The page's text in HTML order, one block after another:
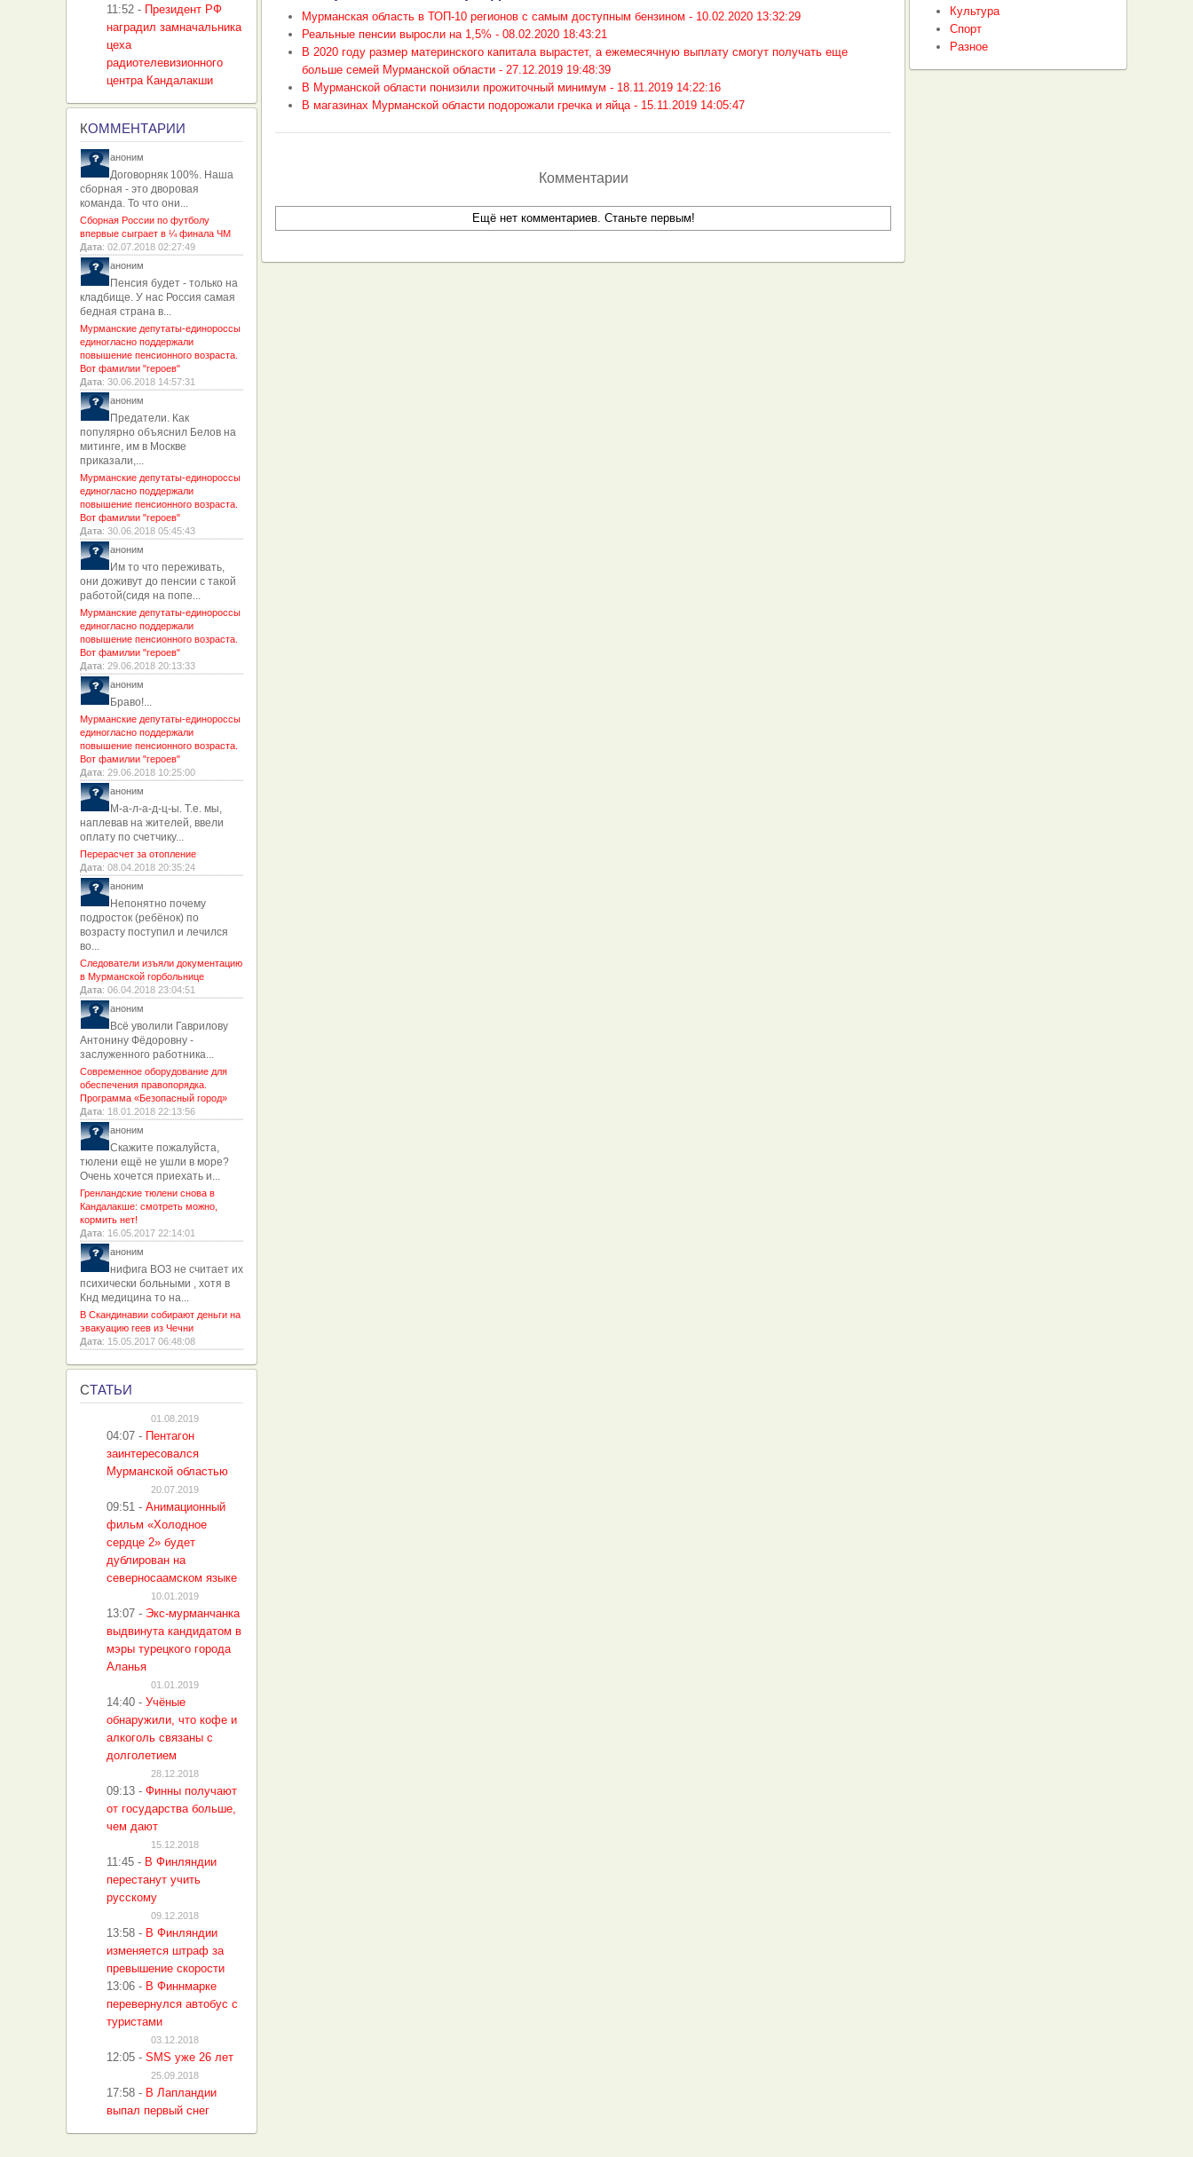
Мурманская область в ТОП-10 регионов с самым доступным бензином - 10.02.2020 13:32:29
Реальные пенсии выросли на 1,5% - 08.02.2020 18:43:21
В 2020 году размер материнского капитала вырастет, а ежемесячную выплату смогут получать еще
больше семей Мурманской области - 27.12.2019 19:48:39
В Мурманской области понизили прожиточный минимум - 18.11.2019 14:22:16
В магазинах Мурманской области подорожали гречка и яйца - 15.11.2019 14:05:47
Комментарии
Ещё нет комментариев. Станьте первым!
11:52 - Президент РФ
наградил замначальника
цеха
радиотелевизионного
центра Кандалакши
КОММЕНТАРИИ
аноним
Договорняк 100%. Наша
сборная - это дворовая
команда. То что они...
Сборная России по футболу
впервые сыграет в ¼ финала ЧМ
Дата: 02.07.2018 02:27:49
аноним
Пенсия будет - только на
кладбище. У нас Россия самая
бедная страна в...
Мурманские депутаты-единороссы
единогласно поддержали
повышение пенсионного возраста.
Вот фамилии "героев"
Дата: 30.06.2018 14:57:31
аноним
Предатели. Как
популярно объяснил Белов на
митинге, им в Москве
приказали,...
Мурманские депутаты-единороссы
единогласно поддержали
повышение пенсионного возраста.
Вот фамилии "героев"
Дата: 30.06.2018 05:45:43
аноним
Им то что переживать,
они доживут до пенсии с такой
работой(сидя на попе...
Мурманские депутаты-единороссы
единогласно поддержали
повышение пенсионного возраста.
Вот фамилии "героев"
Дата: 29.06.2018 20:13:33
аноним
Браво!...
Мурманские депутаты-единороссы
единогласно поддержали
повышение пенсионного возраста.
Вот фамилии "героев"
Дата: 29.06.2018 10:25:00
аноним
М-а-л-а-д-ц-ы. Т.е. мы,
наплевав на жителей, ввели
оплату по счетчику...
Перерасчет за отопление
Дата: 08.04.2018 20:35:24
аноним
Непонятно почему
подросток (ребёнок) по
возрасту поступил и лечился
во...
Следователи изъяли документацию
в Мурманской горбольнице
Дата: 06.04.2018 23:04:51
аноним
Всё уволили Гаврилову
Антонину Фёдоровну -
заслуженного работника...
Современное оборудование для
обеспечения правопорядка.
Программа «Безопасный город»
Дата: 18.01.2018 22:13:56
аноним
Скажите пожалуйста,
тюлени ещё не ушли в море?
Очень хочется приехать и...
Гренландские тюлени снова в
Кандалакше: смотреть можно,
кормить нет!
Дата: 16.05.2017 22:14:01
аноним
нифига ВОЗ не считает их
психически больными , хотя в
Кнд медицина то на...
В Скандинавии собирают деньги на
эвакуацию геев из Чечни
Дата: 15.05.2017 06:48:08
СТАТЬИ
01.08.2019
04:07 - Пентагон
заинтересовался
Мурманской областью
20.07.2019
09:51 - Анимационный
фильм «Холодное
сердце 2» будет
дублирован на
северносаамском языке
10.01.2019
13:07 - Экс-мурманчанка
выдвинута кандидатом в
мэры турецкого города
Аланья
01.01.2019
14:40 - Учёные
обнаружили, что кофе и
алкоголь связаны с
долголетием
28.12.2018
09:13 - Финны получают
от государства больше,
чем дают
15.12.2018
11:45 - В Финляндии
перестанут учить
русскому
09.12.2018
13:58 - В Финляндии
изменяется штраф за
превышение скорости
13:06 - В Финнмарке
перевернулся автобус с
туристами
03.12.2018
12:05 - SMS уже 26 лет
25.09.2018
17:58 - В Лапландии
выпал первый снег
Культура
Спорт
Разное